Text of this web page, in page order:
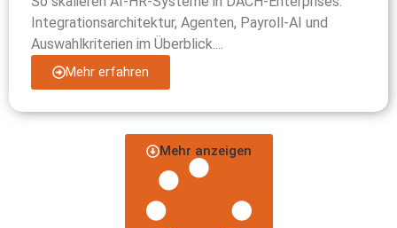
Integrationsarchitektur, Agenten, Payroll-AI und
Auswahlkriterien im Überblick....
Mehr erfahren
Mehr anzeigen